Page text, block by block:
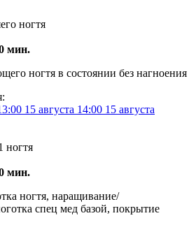
ногтя
мин.
ногтя в состоянии без нагноения
15 августа 14:00 15 августа
ногтя
мин.
ногтя, наращивание/
спец мед базой, покрытие